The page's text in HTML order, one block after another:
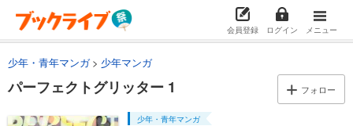
会員登録 ログイン メニュー
少年・青年マンガ 少年マンガ
パーフェクトグリッター 1 フォロー
少年・青年マンガ